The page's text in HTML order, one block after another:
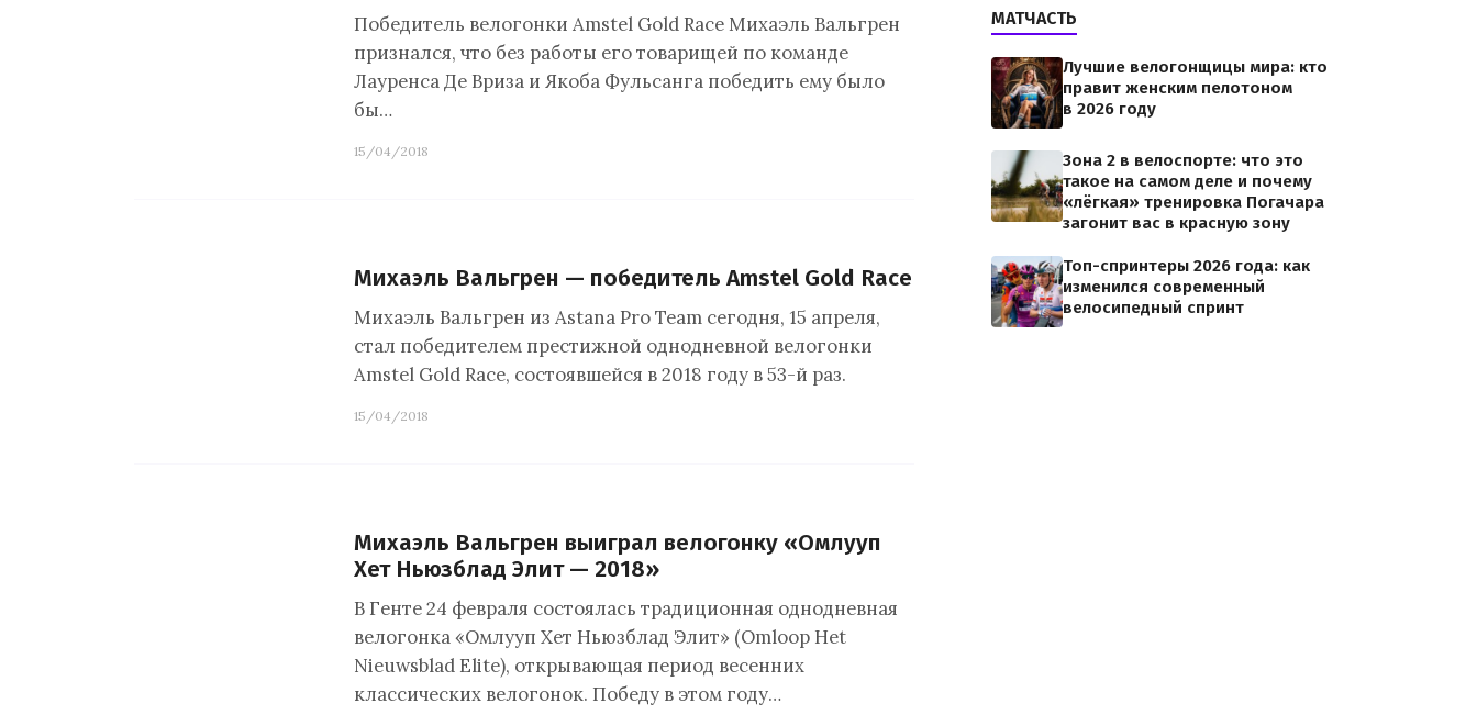
Победитель велогонки Amstel Gold Race Михаэль Вальгрен
признался, что без работы его товарищей по команде
Лауренса Де Вриза и Якоба Фульсанга победить ему было
бы…
15/04/2018
Михаэль Вальгрен — победитель Amstel Gold Race
Михаэль Вальгрен из Astana Pro Team сегодня, 15 апреля,
стал победителем престижной однодневной велогонки
Amstel Gold Race, состоявшейся в 2018 году в 53-й раз.
15/04/2018
Михаэль Вальгрен выиграл велогонку «Омлууп
Хет Ньюзблад Элит — 2018»
В Генте 24 февраля состоялась традиционная однодневная
велогонка «Омлууп Хет Ньюзблад Элит» (Omloop Het
Nieuwsblad Elite), открывающая период весенних
классических велогонок. Победу в этом году…
МАТЧАСТЬ
Лучшие велогонщицы мира: кто
правит женским пелотоном
в 2026 году
Зона 2 в велоспорте: что это
такое на самом деле и почему
«лёгкая» тренировка Погачара
загонит вас в красную зону
Топ-спринтеры 2026 года: как
изменился современный
велосипедный спринт